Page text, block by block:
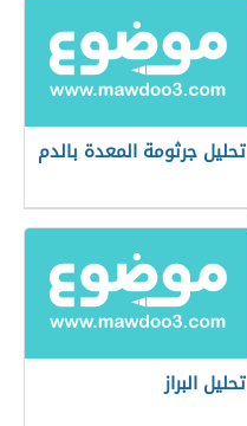
تحليل جرثومة المعدة بالدم
تحليل البراز